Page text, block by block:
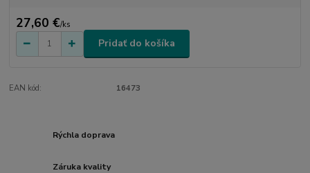
27,60 €/ks
Pridať do košíka
EAN kód: 16473
Rýchla doprava
Záruka kvality